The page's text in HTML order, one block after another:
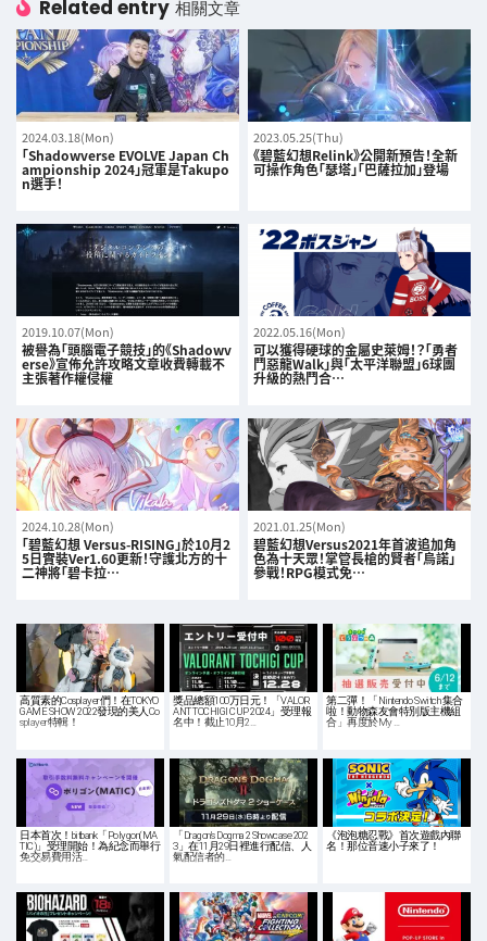
Related entry 相關文章
2024.03.18(Mon)
「Shadowverse EVOLVE Japan Ch
ampionship 2024」冠軍是Takupo
n選手！
2023.05.25(Thu)
《碧藍幻想Relink》公開新預告！全新
可操作角色「瑟塔」「巴薩拉加」登場
2019.10.07(Mon)
被譽為「頭腦電子競技」的《Shadowv
erse》宣佈允許攻略文章收費轉載不
主張著作權侵權
2022.05.16(Mon)
可以獲得硬球的金屬史萊姆！？「勇者
鬥惡龍Walk」與「太平洋聯盟」6球團
升級的熱鬥合…
2024.10.28(Mon)
「碧藍幻想 Versus-RISING」於10月2
5日實裝Ver1.60更新！守護北方的十
二神將「碧卡拉…
2021.01.25(Mon)
碧藍幻想Versus2021年首波追加角
色為十天眾！掌管長槍的賢者「烏諾」
參戰！RPG模式免…
高質素的Cosplayer們！在TOKYO
GAME SHOW 2022發現的美人Co
splayer特輯！
獎品總額100万日元！「VALOR
ANT TOCHIGI CUP 2024」受理報
名中！截止10月2…
第二彈！「Nintendo Switch 集合
啦！動物森友會特別版主機組
合」再度於My …
日本首次！bitbank「Polygon(MA
TIC)」受理開始！為紀念而舉行
免交易費用活…
「Dragon's Dogma 2 Showcase 202
3」在11月29日裡進行配信、人
氣配信者的…
《泡泡糖忍戰》首次遊戲內聯
名！那位音速小子來了！